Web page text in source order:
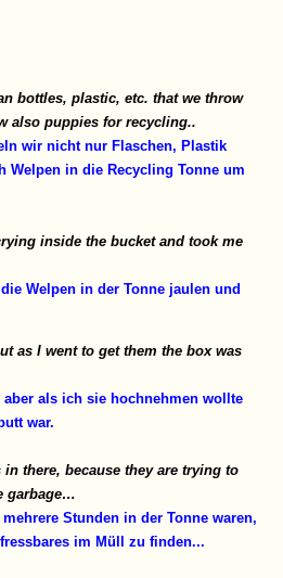
bottles, plastic, etc. that we throw
also puppies for recycling..
wir nicht nur Flaschen, Plastik
Welpen in die Recycling Tonne um
inside the bucket and took me
Welpen in der Tonne jaulen und
as I went to get them the box was
als ich sie hochnehmen wollte
war.
there, because they are trying to
garbage…
Stunden in der Tonne waren,
im Müll zu finden...